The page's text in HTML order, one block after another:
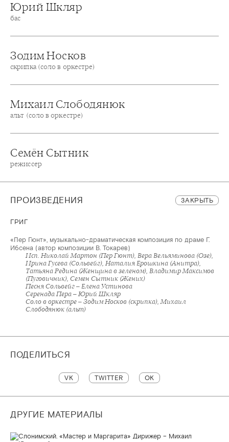
Юрий Шкляр
бас
Зодим Носков
скрипка (соло в оркестре)
Михаил Слободянюк
альт (соло в оркестре)
Семён Сытник
режиссер
ПРОИЗВЕДЕНИЯ ЗАКРЫТЬ
ГРИГ
«Пер Гюнт», музыкально-драматическая композиция по драме Г.
Ибсена (автор композиции В. Токарев)
Исп. Николай Мартон (Пер Гюнт), Вера Вельяминова (Озе),
Ирина Гусева (Сольвейг), Наталия Ерошкина (Анитра),
Татьяна Редина (Женщина в зеленом), Владимир Максимов
(Пуговичник), Семен Сытник (Жених)
Песня Сольвейг – Елена Устинова
Серенада Пера – Юрий Шкляр
Соло в оркестре – Зодим Носков (скрипка), Михаил
Слободянюк (альт)
ПОДЕЛИТЬСЯ
VK TWITTER OK
ДРУГИЕ МАТЕРИАЛЫ